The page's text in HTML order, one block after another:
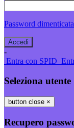
Password
-
Entra con SPID
Seleziona utente
button close ×
Recupero